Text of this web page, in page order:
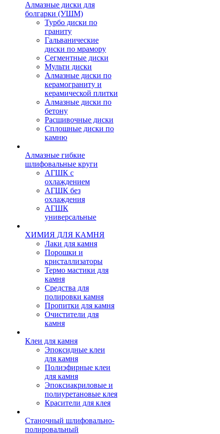
Алмазные диски для
болгарки (УШМ)
Турбо диски по
граниту
Гальванические
диски по мрамору
Сегментные диски
Мульти диски
Алмазные диски по
керамограниту и
керамической плитки
Алмазные диски по
бетону
Расшивочные диски
Сплошные диски по
камню
Алмазные гибкие
шлифовальные круги
АГШК с
охлаждением
АГШК без
охлаждения
АГШК
универсальные
ХИМИЯ ДЛЯ КАМНЯ
Лаки для камня
Порошки и
кристаллизаторы
Термо мастики для
камня
Средства для
полировки камня
Пропитки для камня
Очистители для
камня
Клеи для камня
Эпоксидные клеи
для камня
Полиэфирные клеи
для камня
Эпоксиакриловые и
полиуретановые клея
Красители для клея
Станочный шлифовально-
полировальный